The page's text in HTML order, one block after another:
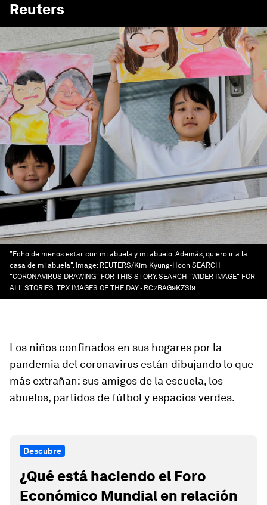
Reuters
"Echo de menos estar con mi abuela y mi abuelo. Además, quiero ir a la
casa de mi abuela". Image: REUTERS/Kim Kyung-Hoon SEARCH
"CORONAVIRUS DRAWING" FOR THIS STORY. SEARCH "WIDER IMAGE" FOR
ALL STORIES. TPX IMAGES OF THE DAY - RC2BAG9KZSI9
Los niños confinados en sus hogares por la
pandemia del coronavirus están dibujando lo que
más extrañan: sus amigos de la escuela, los
abuelos, partidos de fútbol y espacios verdes.
Descubre
¿Qué está haciendo el Foro
Económico Mundial en relación